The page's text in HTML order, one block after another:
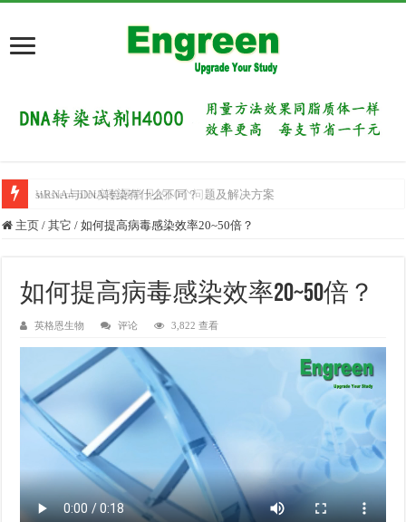
siRNA与DNA转染有什么不同？
Western blot实验最常见的10个问题及解决方案
主页 / 其它 / 如何提高病毒感染效率20~50倍？
如何提高病毒感染效率20~50倍？
英格恩生物 评论 3,822 查看